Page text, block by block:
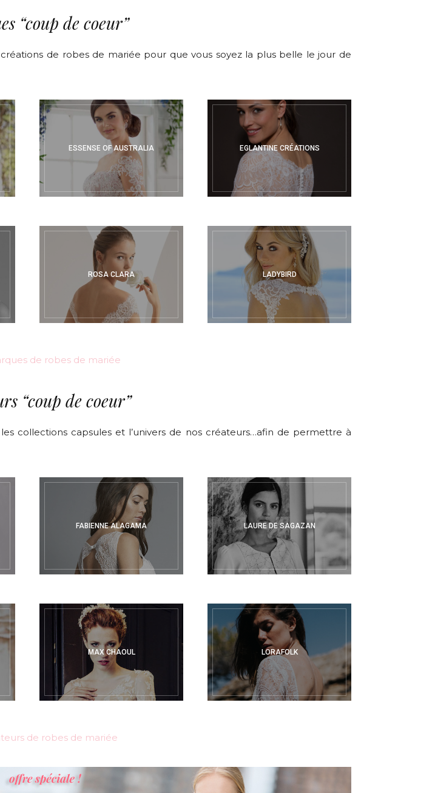
“coup de coeur”
de robes de mariée pour que vous soyez la plus belle le jour de
ESSENSE OF AUSTRALIA EGLANTINE CRÉATIONS
ROSA CLARA LADYBIRD
de robes de mariée
“coup de coeur”
collections capsules et l’univers de nos créateurs…afin de permettre à
FABIENNE ALAGAMA LAURE DE SAGAZAN
MAX CHAOUL LORAFOLK
de robes de mariée